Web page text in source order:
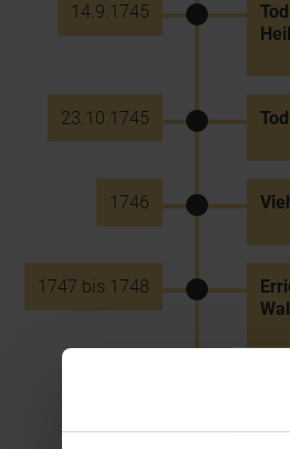
14.9.1745
23.10.1745
1746
1747 bis 1748